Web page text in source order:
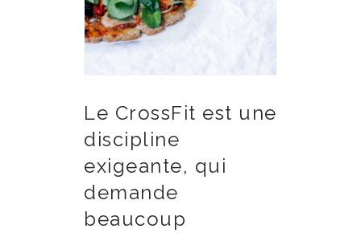
Le CrossFit est une
discipline
exigeante, qui
demande
beaucoup